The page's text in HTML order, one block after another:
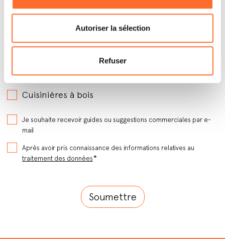
Autoriser la sélection
Refuser
Poêles à granules canalisables
Inserts à granules
Cuisinières à bois
Je souhaite recevoir guides ou suggestions commerciales par e-
mail
Après avoir pris connaissance des informations relatives au
traitement des données*